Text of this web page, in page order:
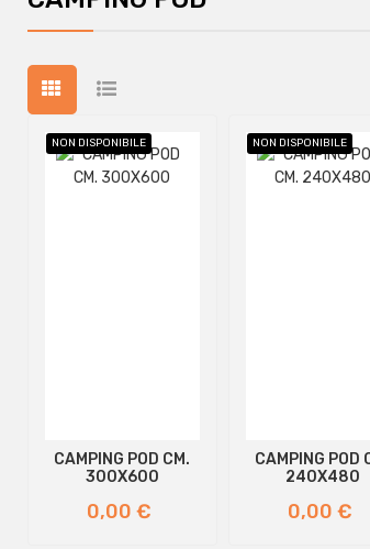
NON DISPONIBILE
CAMPING POD CM.
300X600
Prezzo
0,00 €
NON DISPONIBILE
CAMPING POD
240X480
Prezzo
0,00 €